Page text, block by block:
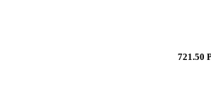
721.50